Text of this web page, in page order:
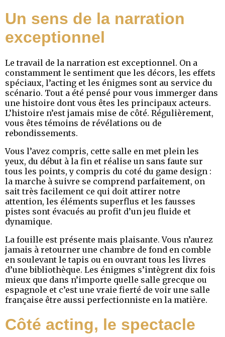
Un sens de la narration
exceptionnel
Le travail de la narration est exceptionnel. On a
constamment le sentiment que les décors, les effets
spéciaux, l’acting et les énigmes sont au service du
scénario. Tout a été pensé pour vous immerger dans
une histoire dont vous êtes les principaux acteurs.
L’histoire n’est jamais mise de côté. Régulièrement,
vous êtes témoins de révélations ou de
rebondissements.
Vous l’avez compris, cette salle en met plein les
yeux, du début à la fin et réalise un sans faute sur
tous les points, y compris du coté du game design :
la marche à suivre se comprend parfaitement, on
sait très facilement ce qui doit attirer notre
attention, les éléments superflus et les fausses
pistes sont évacués au profit d’un jeu fluide et
dynamique.
La fouille est présente mais plaisante. Vous n’aurez
jamais à retourner une chambre de fond en comble
en soulevant le tapis ou en ouvrant tous les livres
d’une bibliothèque. Les énigmes s’intègrent dix fois
mieux que dans n’importe quelle salle grecque ou
espagnole et c’est une vraie fierté de voir une salle
française être aussi perfectionniste en la matière.
Côté acting, le spectacle